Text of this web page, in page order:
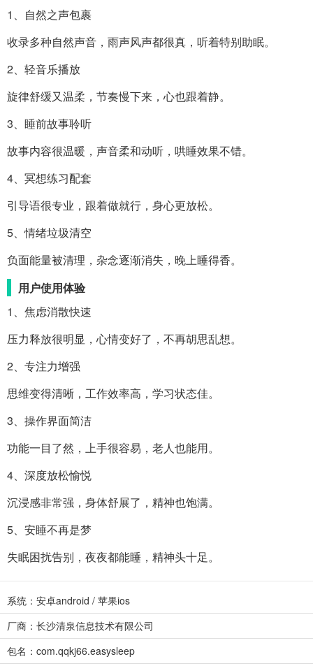
1、自然之声包裹
收录多种自然声音，雨声风声都很真，听着特别助眠。
2、轻音乐播放
旋律舒缓又温柔，节奏慢下来，心也跟着静。
3、睡前故事聆听
故事内容很温暖，声音柔和动听，哄睡效果不错。
4、冥想练习配套
引导语很专业，跟着做就行，身心更放松。
5、情绪垃圾清空
负面能量被清理，杂念逐渐消失，晚上睡得香。
用户使用体验
1、焦虑消散快速
压力释放很明显，心情变好了，不再胡思乱想。
2、专注力增强
思维变得清晰，工作效率高，学习状态佳。
3、操作界面简洁
功能一目了然，上手很容易，老人也能用。
4、深度放松愉悦
沉浸感非常强，身体舒展了，精神也饱满。
5、安睡不再是梦
失眠困扰告别，夜夜都能睡，精神头十足。
系统：安卓android / 苹果ios
厂商：长沙清泉信息技术有限公司
包名：com.qqkj66.easysleep